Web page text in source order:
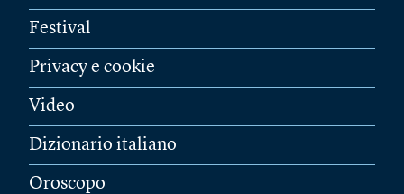
Festival
Privacy e cookie
Video
Dizionario italiano
Oroscopo